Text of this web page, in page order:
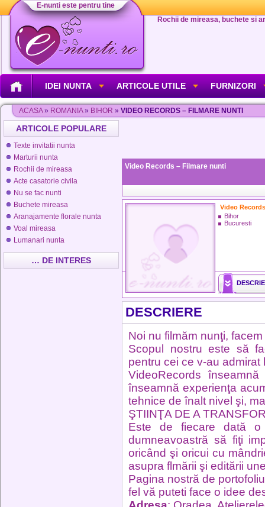
E-nunti este pentru tine
Rochii de mireasa, buchete si
IDEI NUNTA ARTICOLE UTILE FURNIZORI
ACASA» ROMANIA» BIHOR » VIDEO RECORDS – FILMARE NUNTI
ARTICOLE POPULARE
Texte invitatii nunta
Marturii nunta
Rochii de mireasa
Acte casatorie civila
Nu se fac nunti
Buchete mireasa
Aranajamente florale nunta
Voal mireasa
Lumanari nunta
… DE INTERES
Video Records – Filmare nunti
Video Records
Bihor
Bucuresti
DESCRIERE
Noi nu filmăm nunţi,
Scopul nostru este să
pentru cei ce v-au admirat
VideoRecords
înseamnă experienţa
tehnice de înalt nivel şi,
ŞTIINŢA DE A
Este de fiecare dată
dumneavoastră să fiţi
oricând şi oricui cu
asupra flmării şi editării
Pagina nostră de
fel vă puteti face o idee